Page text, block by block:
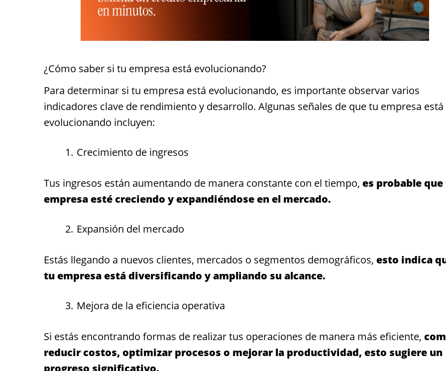
¿Cómo saber si tu empresa está evolucionando?
Para determinar si tu empresa está evolucionando, es importante observar varios
indicadores clave de rendimiento y desarrollo. Algunas señales de que tu empresa está
evolucionando incluyen:
Crecimiento de ingresos
Tus ingresos están aumentando de manera constante con el tiempo, es probable
empresa esté creciendo y expandiéndose en el mercado.
Expansión del mercado
Estás llegando a nuevos clientes, mercados o segmentos demográficos, esto indica
tu empresa está diversificando y ampliando su alcance.
Mejora de la eficiencia operativa
Si estás encontrando formas de realizar tus operaciones de manera más eficiente,
reducir costos, optimizar procesos o mejorar la productividad, esto sugiere un
progreso significativo.